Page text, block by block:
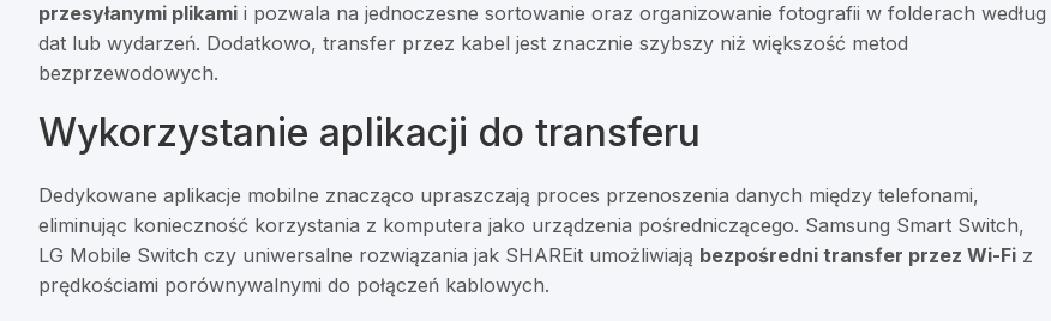
przesyłanymi plikami i pozwala na jednoczesne sortowanie oraz organizowanie fotografii w folderach według
dat lub wydarzeń. Dodatkowo, transfer przez kabel jest znacznie szybszy niż większość metod
bezprzewodowych.
Wykorzystanie aplikacji do transferu
Dedykowane aplikacje mobilne znacząco upraszczają proces przenoszenia danych między telefonami,
eliminując konieczność korzystania z komputera jako urządzenia pośredniczącego. Samsung Smart Switch,
LG Mobile Switch czy uniwersalne rozwiązania jak SHAREit umożliwiają bezpośredni transfer przez Wi-Fi z
prędkościami porównywalnymi do połączeń kablowych.